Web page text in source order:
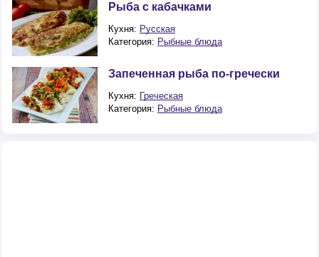
Рыба с кабачками
Кухня: Русская
Категория: Рыбные блюда
Запеченная рыба по-гречески
Кухня: Греческая
Категория: Рыбные блюда